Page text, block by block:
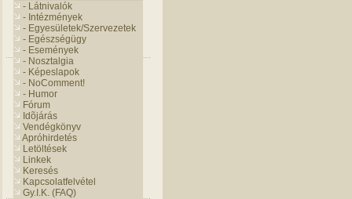
- Látnivalók
- Intézmények
- Egyesületek/Szervezetek
- Egészségügy
- Események
- Nosztalgia
- Képeslapok
- NoComment!
- Humor
Fórum
Idõjárás
Vendégkönyv
Apróhirdetés
Letöltések
Linkek
Keresés
Kapcsolatfelvétel
Gy.I.K. (FAQ)